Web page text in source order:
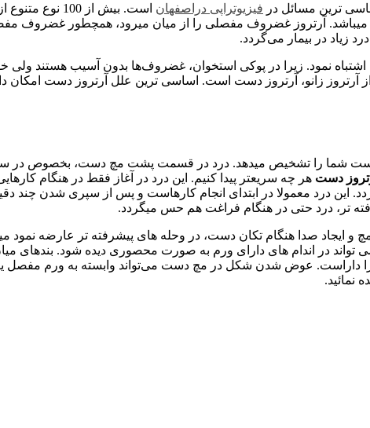
ترین مسائل در فیزیوتراپی دراصفهان
است. بیش از
آرتروز غضروف مفصلی را از میان میرود، همچطور غضروف
زیاد در بیمار می‌گردد.
اشتباه نمود. زیرا در پوکی استخوان، غضروف‌ها بدون آسیب هستند
زانو، آرتروز دست است. اساسی ترین علل آرتروز دست امکان
دست شما را تشخیص میدهد. درد در قسمت پشت مچ دست، بخصوص در
دست هر چه سریعتر پیدا کنیم. این درد در آغاز فقط در هنگام
درد معمولا در ابتدای انجام کارهاست و پس از سپری شدن چند دقیقه
تر، درد حتی در هنگام فراغت هم حس میگردد.
صدا هنگام تکان دست، در وحله های پیشرفته تر عارضه نمود
تواند در اندام های دارای ورم به صورت محصوری دیده شود. بندهای
عوض شدن شکل در مچ دست می‌تواند وابسته به ورم مفصل
نمائید.